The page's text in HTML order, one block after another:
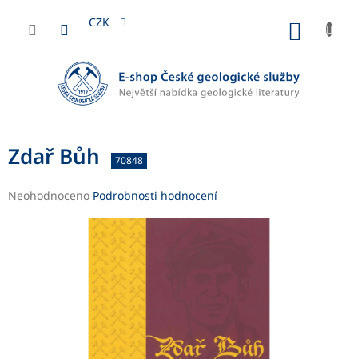
obsah
CZK
Zdař Bůh 70848
Průměrné
Neohodnoceno Podrobnosti hodnocení